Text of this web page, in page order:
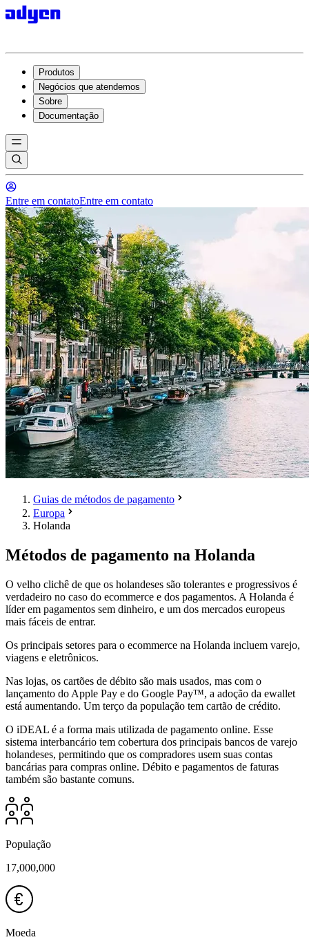
Produtos
Negócios que atendemos
Sobre
Documentação
Entre em contatoEntre em contato
Guias de métodos de pagamento
Europa
Holanda
Métodos de pagamento na Holanda
O velho clichê de que os holandeses são tolerantes e progressivos é
verdadeiro no caso do ecommerce e dos pagamentos. A Holanda é
líder em pagamentos sem dinheiro, e um dos mercados europeus
mais fáceis de entrar.
Os principais setores para o ecommerce na Holanda incluem varejo,
viagens e eletrônicos.
Nas lojas, os cartões de débito são mais usados, mas com o
lançamento do Apple Pay e do Google Pay™, a adoção da ewallet
está aumentando. Um terço da população tem cartão de crédito.
O iDEAL é a forma mais utilizada de pagamento online. Esse
sistema interbancário tem cobertura dos principais bancos de varejo
holandeses, permitindo que os compradores usem suas contas
bancárias para compras online. Débito e pagamentos de faturas
também são bastante comuns.
População
17,000,000
Moeda